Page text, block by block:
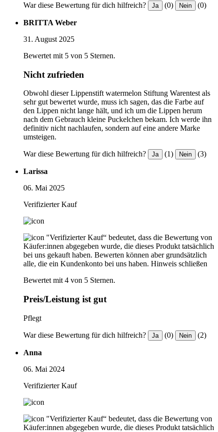
War diese Bewertung für dich hilfreich? Ja (0) Nein (0)
BRITTA Weber
31. August 2025
Bewertet mit 5 von 5 Sternen.
Nicht zufrieden
Obwohl dieser Lippenstift watermelon Stiftung Warentest als
sehr gut bewertet wurde, muss ich sagen, das die Farbe auf
den Lippen nicht lange hält, und ich um die Lippen herum
nach dem Gebrauch kleine Puckelchen bekam. Ich werde ihn
definitiv nicht nachlaufen, sondern auf eine andere Marke
umsteigen.
War diese Bewertung für dich hilfreich? Ja (1) Nein (3)
Larissa
06. Mai 2025
Verifizierter Kauf
"Verifizierter Kauf“ bedeutet, dass die Bewertung von
Käufer:innen abgegeben wurde, die dieses Produkt tatsächlich
bei uns gekauft haben. Bewerten können aber grundsätzlich
alle, die ein Kundenkonto bei uns haben. Hinweis schließen
Bewertet mit 4 von 5 Sternen.
Preis/Leistung ist gut
Pflegt
War diese Bewertung für dich hilfreich? Ja (0) Nein (2)
Anna
06. Mai 2024
Verifizierter Kauf
"Verifizierter Kauf“ bedeutet, dass die Bewertung von
Käufer:innen abgegeben wurde, die dieses Produkt tatsächlich